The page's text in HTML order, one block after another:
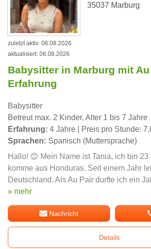
35037 Marburg
zuletzt aktiv: 06.08.2026
aktualisiert: 06.08.2026
Babysitter in Marburg mit
Erfahrung
Babysitter
Betreut max. 2 Kinder, Alter 1 bis 7 Jahre
Erfahrung: 4 Jahre | Preis pro Stunde:
Sprachen: Spanisch (Muttersprache)
Hallo! 😊 Mein Name ist Tania, ich bin 23
komme aus Honduras. Seit einem Jahr
Deutschland. Als Au Pair durfte ich ein
» mehr
Nachricht
Details